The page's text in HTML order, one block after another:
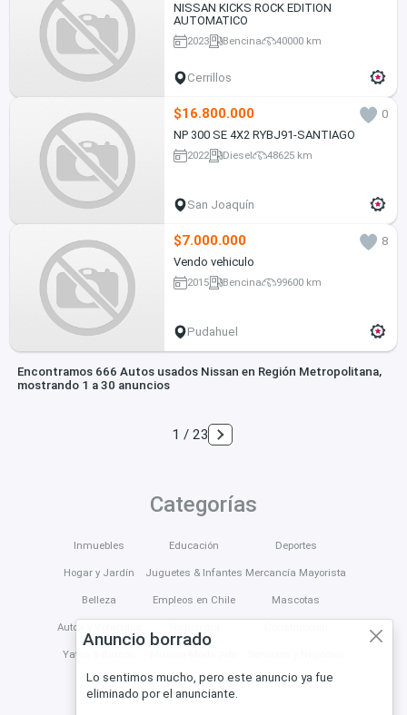
NISSAN KICKS ROCK EDITION
AUTOMATICO
2023 Bencina 40000 km
Cerrillos
$16.800.000
0
NP 300 SE 4X2 RYBJ91-SANTIAGO
2022 Diesel 48625 km
San Joaquín
$7.000.000
8
Vendo vehiculo
2015 Bencina 99600 km
Pudahuel
Encontramos 666 Autos usados Nissan en Región Metropolitana,
mostrando 1 a 30 anuncios
1 / 23
Anuncio borrado
Lo sentimos mucho, pero este anuncio ya fue
eliminado por el anunciante.
Categorías
Inmuebles
Hogar y Jardín
Belleza
Autos y Vehículos
Yates & Barcos
Educación
Juguetes & Infantes
Empleos en Chile
Deportes
Mercancía Mayorista
Mascotas